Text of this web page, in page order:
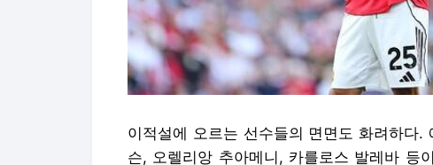
이적설에 오르는 선수들의 면면도 화려하다
슨, 오렐리앙 추아메니, 카를로스 발레바 등